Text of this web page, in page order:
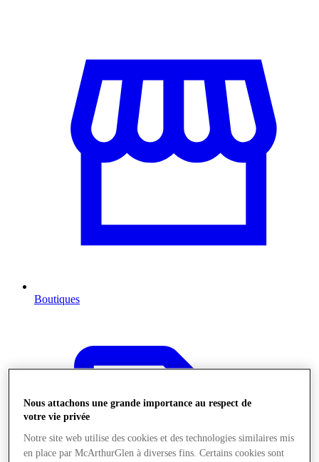
Boutiques
Nous attachons une grande importance au respect de
votre vie privée
Notre site web utilise des cookies et des technologies similaires mis
en place par McArthurGlen à diverses fins. Certains cookies sont